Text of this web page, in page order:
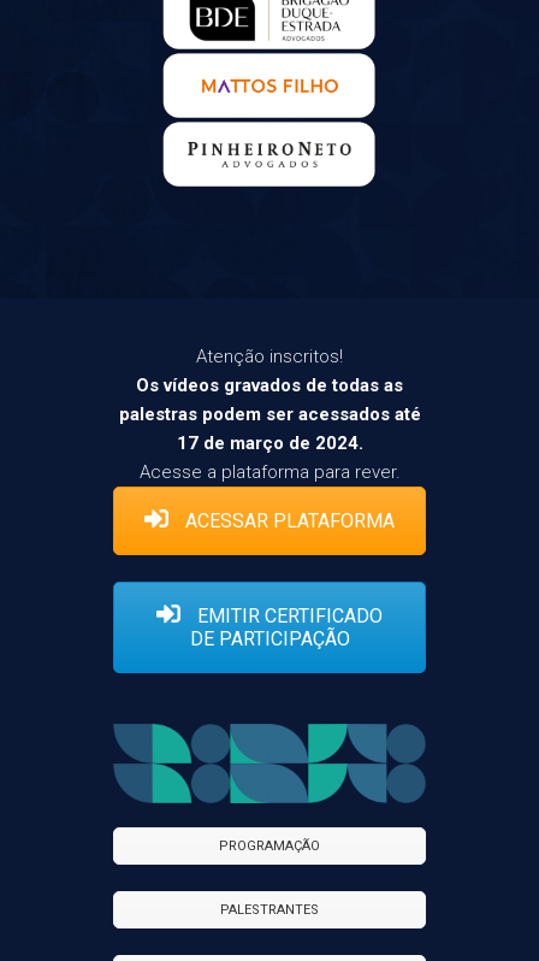
Atenção inscritos!
Os vídeos gravados de todas as
palestras podem ser acessados até
17 de março de 2024.
Acesse a plataforma para rever.
ACESSAR PLATAFORMA
EMITIR CERTIFICADO
DE PARTICIPAÇÃO
PROGRAMAÇÃO
PALESTRANTES